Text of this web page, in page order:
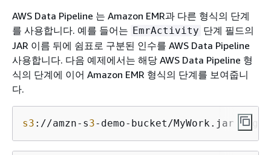
AWS Data Pipeline 는 Amazon EMR과 다른 형식의 단계
를 사용합니다. 예를 들어는 EmrActivity 단계 필드의
JAR 이름 뒤에 쉼표로 구분된 인수를 AWS Data Pipeline
사용합니다. 다음 예제에서는 해당 AWS Data Pipeline 형
식의 단계에 이어 Amazon EMR 형식의 단계를 보여줍니
다.
s3 ://amzn-s3-demo-bucket/MyWork.jar arg